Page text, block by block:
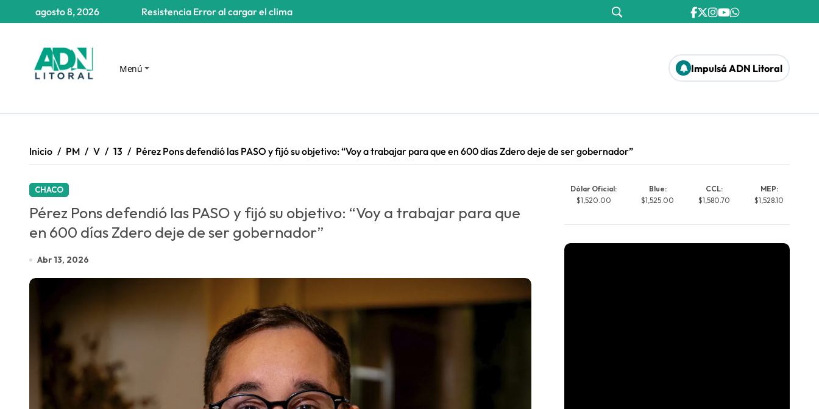
Resistencia Error al cargar el clima
agosto 8, 2026
Menú Impulsá ADN Litoral
Inicio PM V 13 Pérez Pons defendió las PASO y fijó su objetivo: “Voy a trabajar para que en 600 días Zdero deje de ser gobernador”
CHACO
Pérez Pons defendió las PASO y fijó su objetivo: “Voy a trabajar para que
en 600 días Zdero deje de ser gobernador”
Abr 13, 2026
Dólar Oficial:
$1,520.00
Blue:
$1,525.00
CCL:
$1,580.70
MEP:
$1,528.10